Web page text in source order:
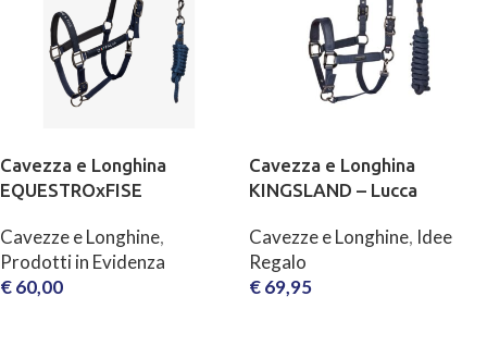
Cavezza e Longhina
EQUESTROxFISE
Cavezze e Longhine,
Prodotti in Evidenza
€60,00
Cavezza e Longhina
KINGSLAND – Lucca
Cavezze e Longhine, Idee
Regalo
€69,95